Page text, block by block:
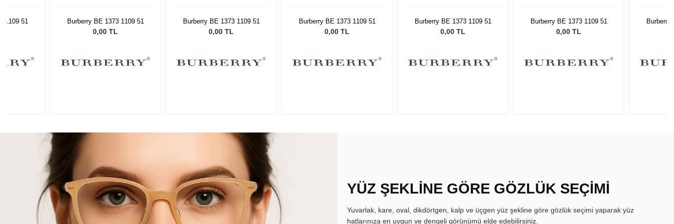
1109 51 Burberry BE 1373 1109 51
0,00 TL
Burberry BE 1373 1109 51
0,00 TL
Burberry BE 1373 1109 51
0,00 TL
Burberry BE 1373 1109 51
0,00 TL
Burberry BE 1373 1109 51
0,00 TL
Burberry
YÜZ ŞEKLİNE GÖRE GÖZLÜK SEÇİMİ
Yuvarlak, kare, oval, dikdörtgen, kalp ve üçgen yüz şekline göre gözlük seçimi yaparak yüz
hatlarınıza en uygun ve dengeli görünümü elde edebilirsiniz.